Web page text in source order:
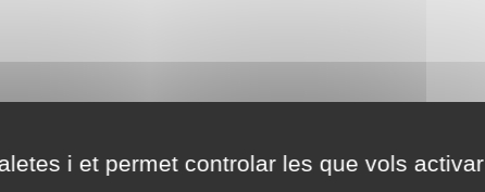
i et permet controlar les que vols activar